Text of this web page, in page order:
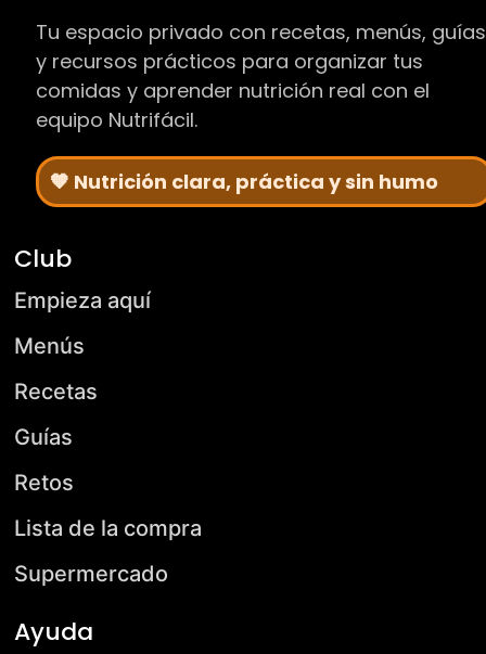
Tu espacio privado con recetas, menús, guías
y recursos prácticos para organizar tus
comidas y aprender nutrición real con el
equipo Nutrifácil.
🧡 Nutrición clara, práctica y sin humo
Club
Empieza aquí
Menús
Recetas
Guías
Retos
Lista de la compra
Supermercado
Ayuda